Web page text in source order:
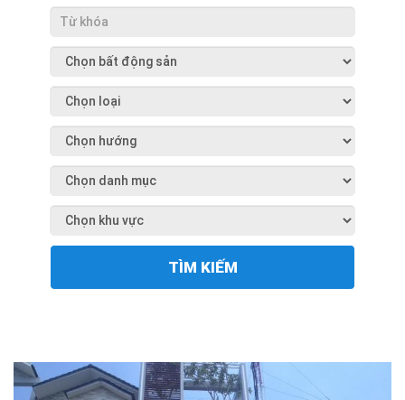
TÌM KIẾM